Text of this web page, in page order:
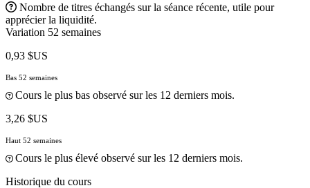
Nombre de titres échangés sur la séance récente, utile pour
apprécier la liquidité.
Variation 52 semaines
0,93 $US
Bas 52 semaines
Cours le plus bas observé sur les 12 derniers mois.
3,26 $US
Haut 52 semaines
Cours le plus élevé observé sur les 12 derniers mois.
Historique du cours